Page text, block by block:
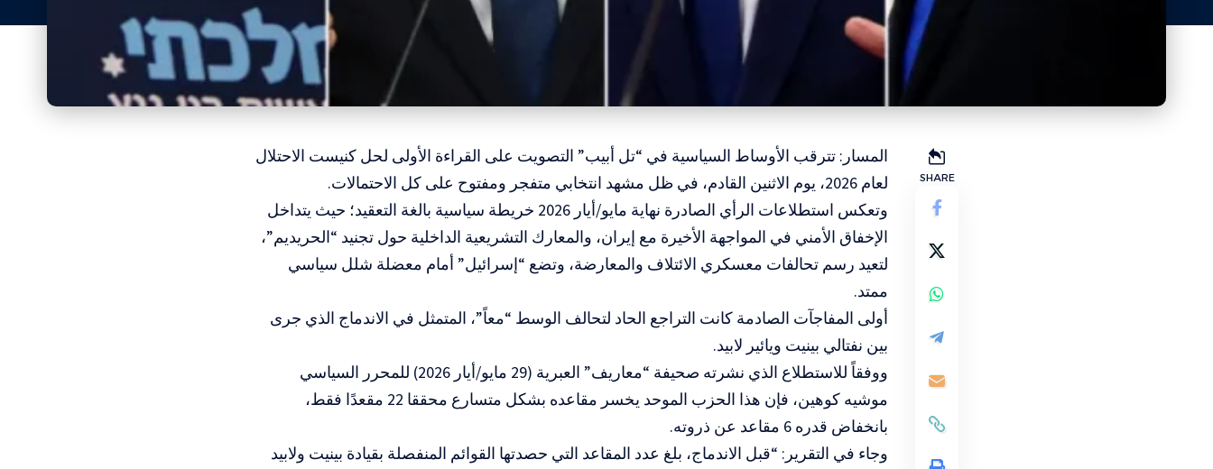
SHARE
المسار: تترقب الأوساط السياسية في “تل أبيب” التصويت على القراءة الأولى لحل كنيست الاحتلال
لعام 2026، يوم الاثنين القادم، في ظل مشهد انتخابي متفجر ومفتوح على كل الاحتمالات.
وتعكس استطلاعات الرأي الصادرة نهاية مايو/أيار 2026 خريطة سياسية بالغة التعقيد؛ حيث يتداخل
الإخفاق الأمني في المواجهة الأخيرة مع إيران، والمعارك التشريعية الداخلية حول تجنيد “الحريديم”،
لتعيد رسم تحالفات معسكري الائتلاف والمعارضة، وتضع “إسرائيل” أمام معضلة شلل سياسي
ممتد.
أولى المفاجآت الصادمة كانت التراجع الحاد لتحالف الوسط “معاً”، المتمثل في الاندماج الذي جرى
بين نفتالي بينيت ويائير لابيد.
ووفقاً للاستطلاع الذي نشرته صحيفة “معاريف” العبرية (29 مايو/أيار 2026) للمحرر السياسي
موشيه كوهين، فإن هذا الحزب الموحد يخسر مقاعده بشكل متسارع محققا 22 مقعدًا فقط،
بانخفاض قدره 6 مقاعد عن ذروته.
وجاء في التقرير: “قبل الاندماج، بلغ عدد المقاعد التي حصدتها القوائم المنفصلة بقيادة بينيت ولابيد